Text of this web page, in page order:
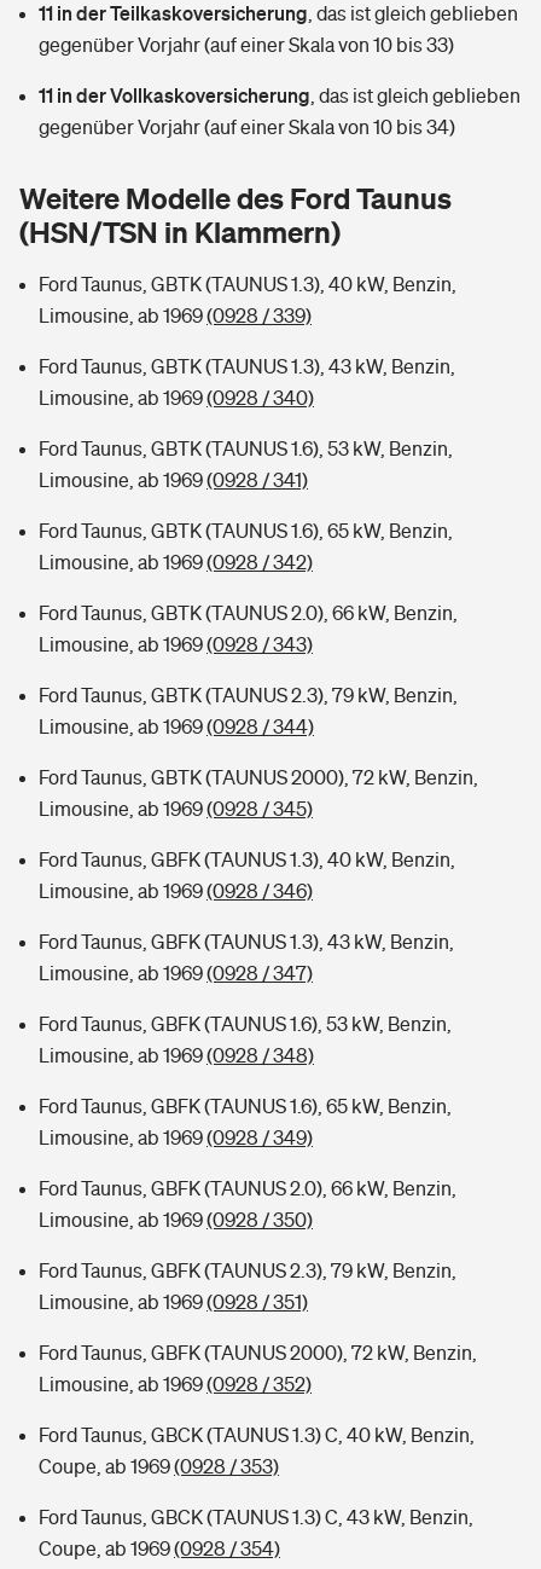
Sie haben Fragen?
Restkreditversicherung
Hochwasser-Check: Wie gefährdet ist Ihr Haus?
Wer versichert was: Jetzt Versicherer finden
Sie haben Fragen?
Hundehalter-Haftpflicht
Private Cyberversicherung
Musikinstrumentenversicherung
Zur Übersicht
Tools
Kinderunfall-Check: Mehr Sicherheit für deine Kids
Sie haben Fragen?
Tools
Wer versichert was: Jetzt Versicherer finden
Sie haben Fragen?
Rentenrechner: Wie viel Geld bekomme ich im Alter?
11 in der Teilkaskoversicherung das ist gleich geblieben
gegenüber Vorjahr (auf einer Skala von 10 bis 33)
11 in der Vollkaskoversicherung das ist gleich geblieben
gegenüber Vorjahr (auf einer Skala von 10 bis 34)
Weitere Modelle des Ford Taunus
(HSN/TSN in Klammern)
Ford Taunus, GBTK (TAUNUS 1.3), 40 kW, Benzin,
Limousine, ab 1969(0928 / 339)
Ford Taunus, GBTK (TAUNUS 1.3), 43 kW, Benzin,
Limousine, ab 1969(0928 / 340)
Ford Taunus, GBTK (TAUNUS 1.6), 53 kW, Benzin,
Limousine, ab 1969(0928 / 341)
Ford Taunus, GBTK (TAUNUS 1.6), 65 kW, Benzin,
Limousine, ab 1969(0928 / 342)
Ford Taunus, GBTK (TAUNUS 2.0), 66 kW, Benzin,
Limousine, ab 1969(0928 / 343)
Ford Taunus, GBTK (TAUNUS 2.3), 79 kW, Benzin,
Limousine, ab 1969(0928 / 344)
Ford Taunus, GBTK (TAUNUS 2000), 72 kW, Benzin,
Limousine, ab 1969(0928 / 345)
Ford Taunus, GBFK (TAUNUS 1.3), 40 kW, Benzin,
Limousine, ab 1969(0928 / 346)
Ford Taunus, GBFK (TAUNUS 1.3), 43 kW, Benzin,
Limousine, ab 1969(0928 / 347)
Ford Taunus, GBFK (TAUNUS 1.6), 53 kW, Benzin,
Limousine, ab 1969(0928 / 348)
Ford Taunus, GBFK (TAUNUS 1.6), 65 kW, Benzin,
Limousine, ab 1969(0928 / 349)
Ford Taunus, GBFK (TAUNUS 2.0), 66 kW, Benzin,
Limousine, ab 1969(0928 / 350)
Ford Taunus, GBFK (TAUNUS 2.3), 79 kW, Benzin,
Limousine, ab 1969(0928 / 351)
Ford Taunus, GBFK (TAUNUS 2000), 72 kW, Benzin,
Limousine, ab 1969(0928 / 352)
Ford Taunus, GBCK (TAUNUS 1.3) C, 40 kW, Benzin,
Coupe, ab 1969(0928 / 353)
Ford Taunus, GBCK (TAUNUS 1.3) C, 43 kW, Benzin,
Coupe, ab 1969(0928 / 354)